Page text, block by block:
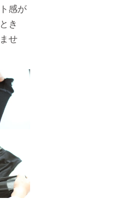
感が
き
せ